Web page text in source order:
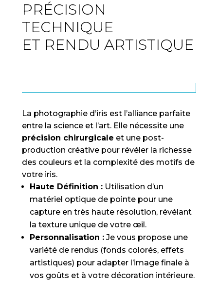
PRÉCISION
TECHNIQUE
ET RENDU ARTISTIQUE
La photographie d’iris est l’alliance parfaite
entre la science et l’art. Elle nécessite une
précision chirurgicale et une post-
production créative pour révéler la richesse
des couleurs et la complexité des motifs de
votre iris.
Haute Définition :Utilisation d’un
matériel optique de pointe pour une
capture en très haute résolution, révélant
la texture unique de votre œil.
Personnalisation :Je vous propose une
variété de rendus (fonds colorés, effets
artistiques) pour adapter l’image finale à
vos goûts et à votre décoration intérieure.